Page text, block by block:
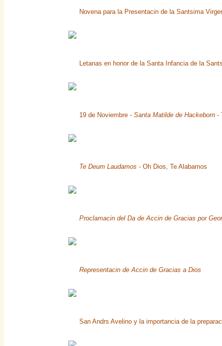
Novena para la Presentacin de la Santsima
Letanas en honor de la Santa Infancia de la
19 de Noviembre - Santa Matilde de Hackeborn -
Te Deum Laudamos - Oh Dios, Te Alabamos
Proclamacin del Da de Accin de Gracias por
Representacin de Accin de Gracias a Dios
San Andrs Avelino y la importancia de la